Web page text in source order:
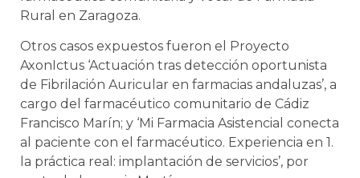
Rural en Zaragoza.
Otros casos expuestos fueron el Proyecto
AxonIctus ‘Actuación tras detección oportunista
de Fibrilación Auricular en farmacias andaluzas’, a
cargo del farmacéutico comunitario de Cádiz
Francisco Marín; y ‘Mi Farmacia Asistencial conecta
al paciente con el farmacéutico. Experiencia en 1.
la práctica real: implantación de servicios’, por